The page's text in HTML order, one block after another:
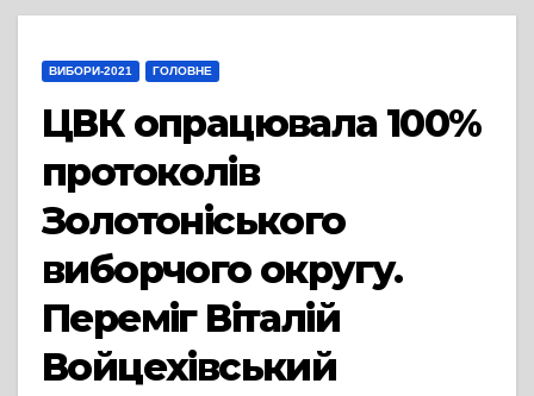
ВИБОРИ-2021 ГОЛОВНЕ
ЦВК опрацювала 100%
протоколів
Золотоніського
виборчого округу.
Переміг Віталій
Войцехівський